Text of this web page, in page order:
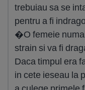
trebuiau sa se
pentru a fi
�O femeie
strain si va fi
Daca timpul era
in cete ieseau la